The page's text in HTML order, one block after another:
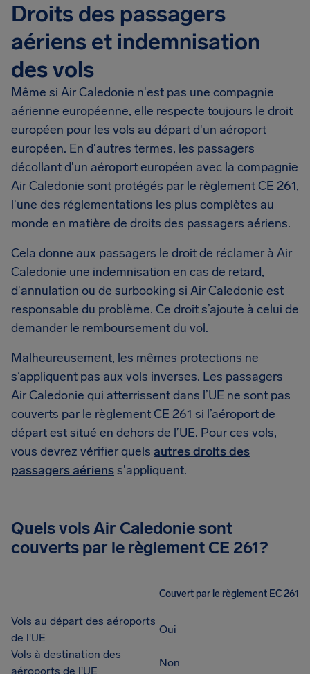
Droits des passagers
aériens et indemnisation
des vols
Même si Air Caledonie n'est pas une compagnie
aérienne européenne, elle respecte toujours le droit
européen pour les vols au départ d'un aéroport
européen. En d'autres termes, les passagers
décollant d'un aéroport européen avec la compagnie
Air Caledonie sont protégés par le règlement CE 261,
l'une des réglementations les plus complètes au
monde en matière de droits des passagers aériens.
Cela donne aux passagers le droit de réclamer à Air
Caledonie une indemnisation en cas de retard,
d'annulation ou de surbooking si Air Caledonie est
responsable du problème. Ce droit s’ajoute à celui de
demander le remboursement du vol.
Malheureusement, les mêmes protections ne
s’appliquent pas aux vols inverses. Les passagers
Air Caledonie qui atterrissent dans l’UE ne sont pas
couverts par le règlement CE 261 si l’aéroport de
départ est situé en dehors de l’UE. Pour ces vols,
vous devrez vérifier quels autres droits des
passagers aérienss'appliquent.
Quels vols Air Caledonie sont
couverts par le règlement CE 261?
Couvert par le règlement EC 261
Vols au départ des aéroports
de l'UE
Oui
Vols à destination des
aéroports de l'UE
Non